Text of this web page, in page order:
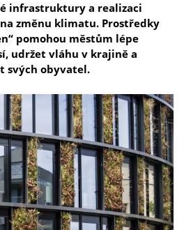
infrastruktury a realizaci
změnu klimatu. Prostředky
pomohou městům lépe
udržet vláhu v krajině a
svých obyvatel.